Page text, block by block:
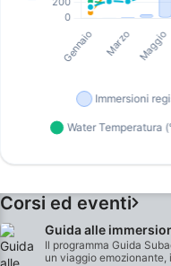
Corsi ed eventi
Guida alle
Il programma Guida
un viaggio emozionante,